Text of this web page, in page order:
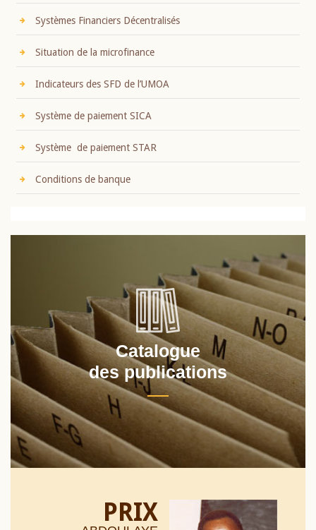
Systèmes Financiers Décentralisés
Situation de la microfinance
Indicateurs des SFD de l’UMOA
Système de paiement SICA
Système de paiement STAR
Conditions de banque
Catalogue
des publications
PRIX